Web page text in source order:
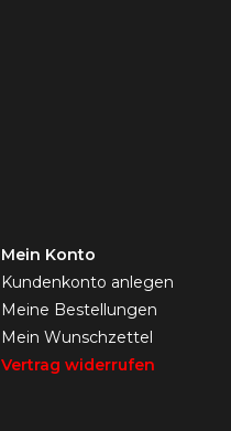
Mein Konto
Kundenkonto anlegen
Meine Bestellungen
Mein Wunschzettel
Vertrag widerrufen